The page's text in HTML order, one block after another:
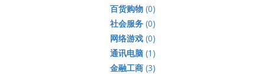
百货购物(0)
社会服务(0)
网络游戏(0)
通讯电脑(1)
金融工商(3)